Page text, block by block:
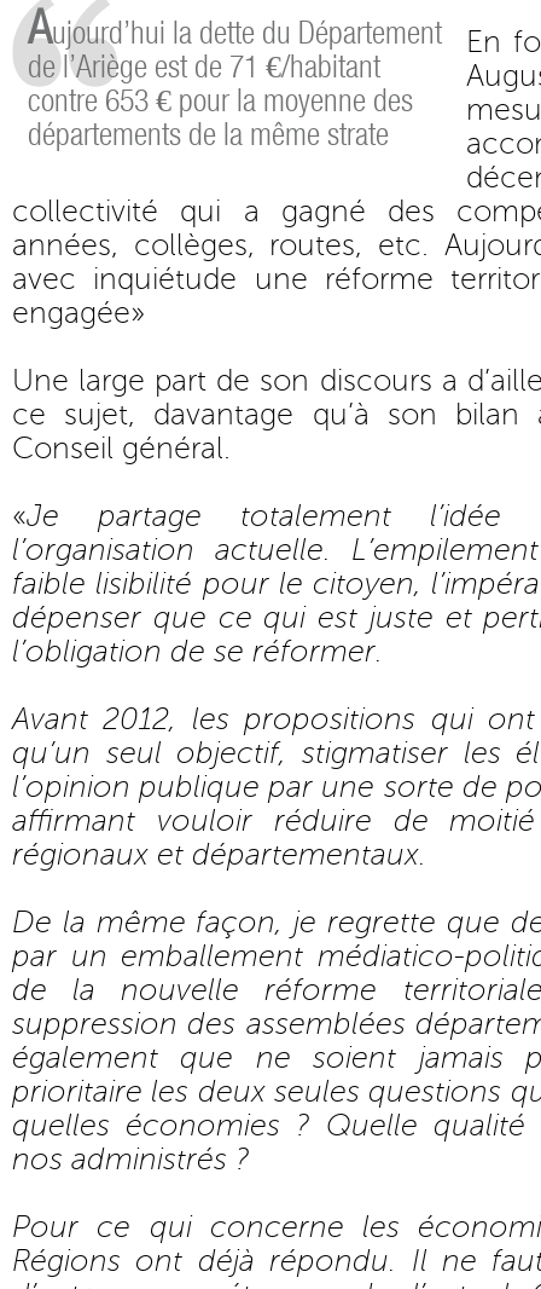
Aujourd’hui la dette du Département
de l’Ariège est de 71 €/habitant
contre 653 € pour la moyenne des
départements de la même strate
En
collectivité qui a gagné des
années, collèges, routes, etc.
avec inquiétude une réforme
engagée»
Une large part de son discours a
ce sujet, davantage qu’à son
Conseil général.
«Je partage totalement
l’organisation actuelle.
faible lisibilité pour le citoyen,
dépenser que ce qui est juste et
l’obligation de se réformer.
Avant 2012, les propositions qui ont
qu’un seul objectif, stigmatiser les
l’opinion publique par une sorte de
affirmant vouloir réduire de
régionaux et départementaux.
De la même façon, je regrette que
par un emballement médiatico-
de la nouvelle réforme
suppression des assemblées
également que ne soient jamais
prioritaire les deux seules questions
quelles économies ? Quelle
nos administrés ?
Pour ce qui concerne les
Régions ont déjà répondu. Il ne